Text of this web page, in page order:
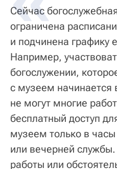
Сейчас
ограничена
и подчинена графику
Например,
богослужении,
с музеем начинается
не могут многие
бесплатный доступ
музеем только в часы
или вечерней
работы или